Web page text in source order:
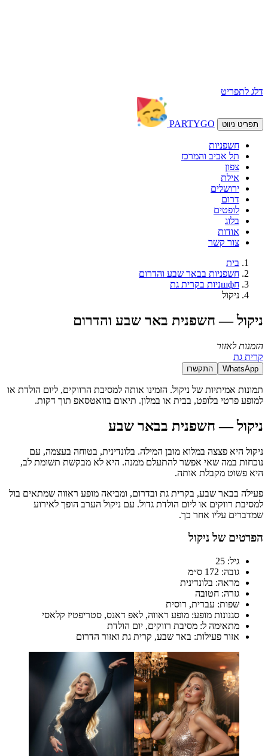
דלג לתפריט
תפריט ניווט PARTYGO
חשפניות
תל אביב והמרכז
צפון
אילת
ירושלים
דרום
לופטים
בלוג
אודות
צור קשר
בית
חשפניות בבאר שבע והדרום
חшфניות בקרית גת
ניקול
ניקול — חשפנית באר שבע והדרום
הזמנות לאזור
קרית גת
WhatsApp התקשרו
תמונות אמיתיות של ניקול. הזמינו אותה למסיבת הרווקים, ליום הולדת או
למופע פרטי בלופט, בבית או במלון. תיאום בוואטסאפ תוך דקות.
ניקול — חשפנית בבאר שבע
ניקול היא פצצה במלוא מובן המילה. בלונדינית, בטוחה בעצמה, עם
נוכחות במה שאי אפשר להתעלם ממנה. היא לא מבקשת תשומת לב,
היא פשוט מקבלת אותה.
פעילה בבאר שבע, בקרית גת ובדרום, ומביאה מופע ראווה שמתאים בול
למסיבת רווקים או ליום הולדת גדול. עם ניקול הערב הופך לאירוע
שמדברים עליו אחר כך.
הפרטים של ניקול
גיל: 25
גובה: 172 ס״מ
מראה: בלונדינית
גזרה: חטובה
שפות: עברית, רוסית
סגנונות מופע: מופע ראווה, לאפ דאנס, סטריפטיז קלאסי
מתאימה ל: מסיבת רווקים, יום הולדת
אזור פעילות: באר שבע, קרית גת ואזור הדרום